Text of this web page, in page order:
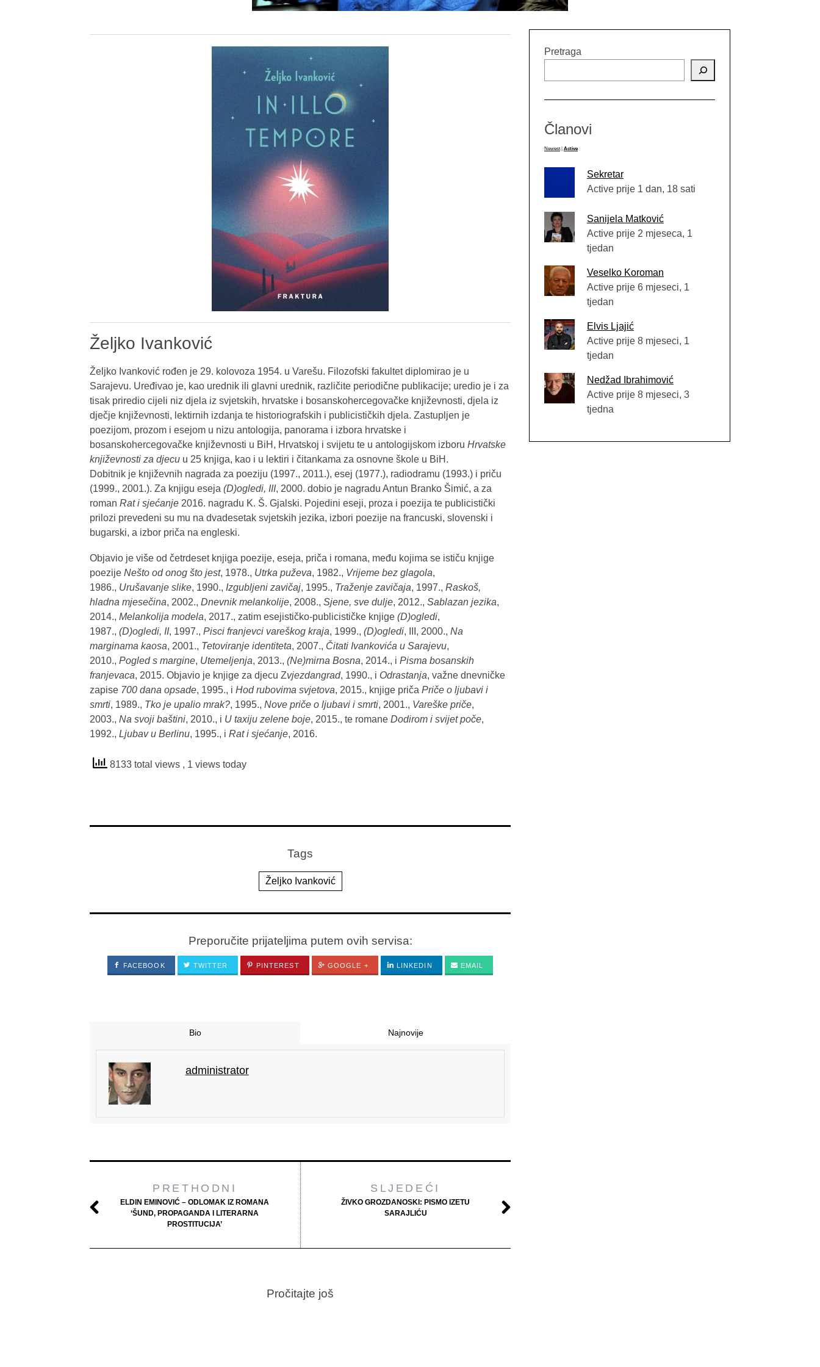
Željko Ivanković
Željko Ivanković rođen je 29. kolovoza 1954. u Varešu. Filozofski fakultet diplomirao je u
Sarajevu. Uređivao je, kao urednik ili glavni urednik, različite periodične publikacije; uredio je i za
tisak priredio cijeli niz djela iz svjetskih, hrvatske i bosanskohercegovačke književnosti, djela iz
dječje književnosti, lektirnih izdanja te historiografskih i publicističkih djela. Zastupljen je
poezijom, prozom i esejom u nizu antologija, panorama i izbora hrvatske i
bosanskohercegovačke književnosti u BiH, Hrvatskoj i svijetu te u antologijskom izboru Hrvatske
književnosti za djecu u 25 knjiga, kao i u lektiri i čitankama za osnovne škole u BiH.
Dobitnik je književnih nagrada za poeziju (1997., 2011.), esej (1977.), radiodramu (1993.) i priču
(1999., 2001.). Za knjigu eseja (D)ogledi, III, 2000. dobio je nagradu Antun Branko Šimić, a za
roman Rat i sjećanje 2016. nagradu K. Š. Gjalski. Pojedini eseji, proza i poezija te publicistički
prilozi prevedeni su mu na dvadesetak svjetskih jezika, izbori poezije na francuski, slovenski i
bugarski, a izbor priča na engleski.
Objavio je više od četrdeset knjiga poezije, eseja, priča i romana, među kojima se ističu knjige
poezije Nešto od onog što jest, 1978., Utrka puževa, 1982., Vrijeme bez glagola,
1986., Urušavanje slike, 1990., Izgubljeni zavičaj, 1995., Traženje zavičaja, 1997., Raskoš,
hladna mjesečina, 2002., Dnevnik melankolije, 2008., Sjene, sve dulje, 2012., Sablazan jezika,
2014., Melankolija modela, 2017., zatim esejističko-publicističke knjige (D)ogledi,
1987., (D)ogledi, II, 1997., Pisci franjevci vareškog kraja, 1999., (D)ogledi, III, 2000., Na
marginama kaosa, 2001., Tetoviranje identiteta, 2007., Čitati Ivankovića u Sarajevu,
2010., Pogled s margine, Utemeljenja, 2013., (Ne)mirna Bosna, 2014., i Pisma bosanskih
franjevaca, 2015. Objavio je knjige za djecu Zvjezdangrad, 1990., i Odrastanja, važne dnevničke
zapise 700 dana opsade, 1995., i Hod rubovima svjetova, 2015., knjige priča Priče o ljubavi i
smrti, 1989., Tko je upalio mrak?, 1995., Nove priče o ljubavi i smrti, 2001., Vareške priče,
2003., Na svoji baštini, 2010., i U taxiju zelene boje, 2015., te romane Dodirom i svijet poče,
1992., Ljubav u Berlinu, 1995., i Rat i sjećanje, 2016.
8133 total views , 1 views today
Tags
Željko Ivanković
Preporučite prijateljima putem ovih servisa:
FACEBOOK TWITTER PINTEREST GOOGLE + LINKEDIN EMAIL
Bio Najnovije
administrator
PRETHODNI
ELDIN EMINOVIĆ – ODLOMAK IZ ROMANA
‘ŠUND, PROPAGANDA I LITERARNA
PROSTITUCIJA’
SLJEDEĆI
ŽIVKO GROZDANOSKI: PISMO IZETU
SARAJLIĆU
Pročitajte još
Pretraga
Članovi
Newest Active
Sekretar
Active prije 1 dan, 18 sati
Sanijela Matković
Active prije 2 mjeseca, 1
tjedan
Veselko Koroman
Active prije 6 mjeseci, 1
tjedan
Elvis Ljajić
Active prije 8 mjeseci, 1
tjedan
Nedžad Ibrahimović
Active prije 8 mjeseci, 3
tjedna